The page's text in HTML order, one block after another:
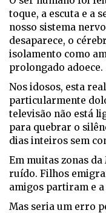
toque, a escuta e a
nosso sistema
desaparece, o
isolamento como
prolongado adoece.
Nos idosos, esta
particularmente
televisão não está
para quebrar o
dias inteiros sem
Em muitas zonas
ruído. Filhos
amigos partiram e
Mas seria um erro